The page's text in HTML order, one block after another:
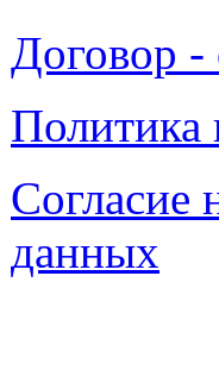
Договор -
Политика
Согласие
данных